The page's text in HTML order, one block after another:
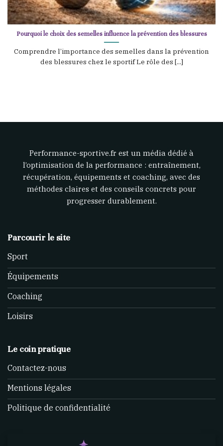
Pourquoi le choix des semelles influence la prévention des blessures
Comprendre l’importance des semelles dans la prévention
des blessures chez le sportif Le rôle des [...]
Performance-sportive.fr est un média dédié à
l’optimisation de la performance : entraînement,
récupération, équipements et coaching, avec des
méthodes claires et des conseils concrets pour
progresser durablement.
Parcourir le site
Sport
Équipements
Coaching
Loisirs
Le coin pratique
Contactez-nous
Mentions légales
Politique de confidentialité